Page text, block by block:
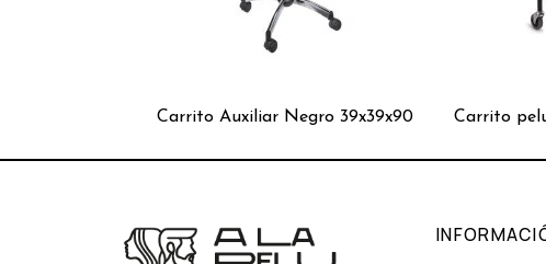
Carrito Auxiliar Negro 39x39x90 Carrito